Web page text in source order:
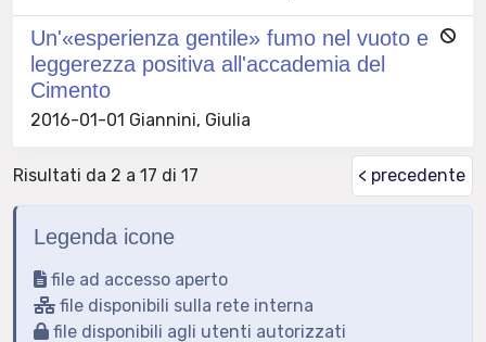
Un'«esperienza gentile» fumo nel vuoto e
leggerezza positiva all'accademia del
Cimento
2016-01-01 Giannini, Giulia
Risultati da 2 a 17 di 17 < precedente
Legenda icone
file ad accesso aperto
file disponibili sulla rete interna
file disponibili agli utenti autorizzati